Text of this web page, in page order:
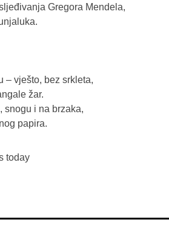
Gregora Mendela,
– vješto, bez srkleta,
žar.
snogu i na brzaka,
papira.
today